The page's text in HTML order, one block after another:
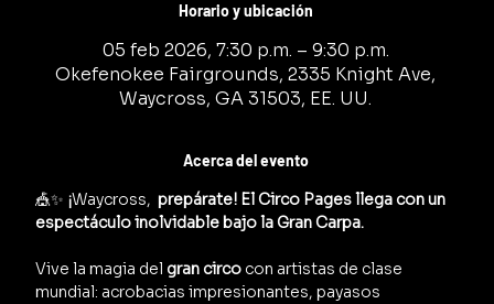
Horario y ubicación
05 feb 2026, 7:30 p.m. – 9:30 p.m.
Okefenokee Fairgrounds, 2335 Knight Ave,
Waycross, GA 31503, EE. UU.
Acerca del evento
🎪✨ ¡Waycross, prepárate! El Circo Pages llega con un
espectáculo inolvidable bajo la Gran Carpa.
Vive la magia del gran circo con artistas de clase
mundial: acrobacias impresionantes, payasos